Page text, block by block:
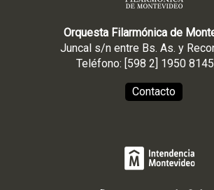
Orquesta Filarmónica de
Juncal s/n entre Bs. As. y
Teléfono: [598 2] 1950
Contacto